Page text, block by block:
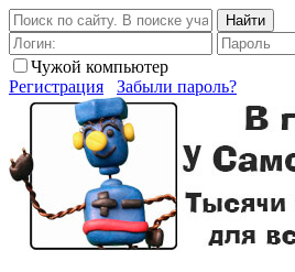
Найти
Чужой компьютер
Регистрация
Забыли пароль?